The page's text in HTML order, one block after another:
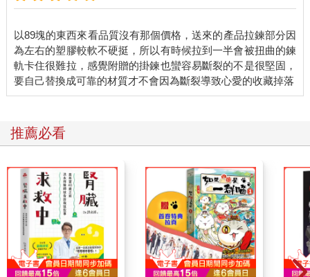
以89塊的東西來看品質沒有那個價格，送來的產品拉鍊部分因
為左右的塑膠較軟不硬挺，所以有時候拉到一半會被扭曲的鍊
軌卡住很難拉，感覺附贈的掛鍊也蠻容易斷裂的不是很堅固，
推薦必看